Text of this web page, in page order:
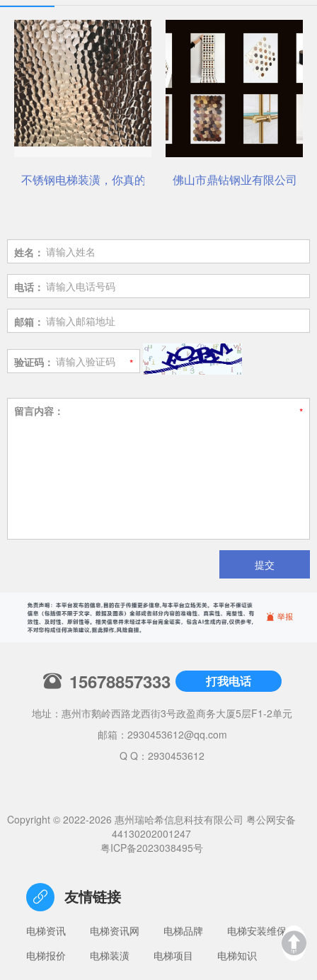
不锈钢电梯装潢，你真的选对了吗？佛山市鼎钻钢业有限公司，
姓名：
电话：
邮箱：
验证码：
留言内容：
提交
15678857333 打我电话
地址：惠州市鹅岭西路龙西街3号政盈商务大厦5层F1-2单元
邮箱： 2930453612@qq.com
Q Q：2930453612
Copyright © 2022-2026 惠州瑞哈希信息科技有限公司 粤公网安备
44130202001247
粤ICP备2023038495号
友情链接
电梯资讯 电梯资讯网 电梯品牌
电梯安装维保
电梯报价
电梯装潢 电梯项目 电梯知识